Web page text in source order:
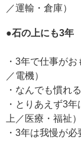
／運輸・倉庫）
●石の上にも3年
・3年で仕事が
／電機）
・なんでも慣れ
・とりあえず3
上／医療・福祉）
・3年は我慢が